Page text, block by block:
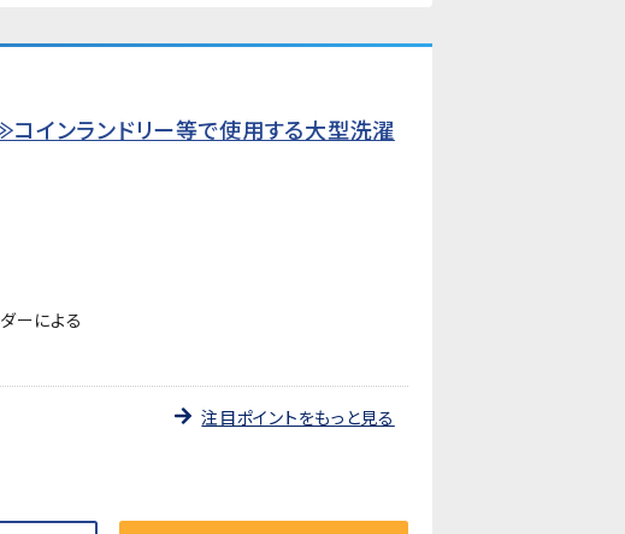
ンランドリー等で使用する大型洗濯
ーによる
注目ポイントをもっと見る